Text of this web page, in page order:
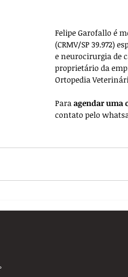
Felipe Garofallo é
(CRMV/SP 39.972)
e neurocirurgia de
proprietário da
Ortopedia
Para agendar uma
contato pelo